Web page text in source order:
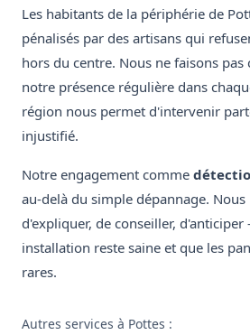
Les habitants de la périphérie de
pénalisés par des artisans qui
hors du centre. Nous ne faisons
notre présence régulière dans
région nous permet d'intervenir
injustifié.
Notre engagement comme
au-delà du simple dépannage.
d'expliquer, de conseiller,
installation reste saine et que les
rares.
Autres services à Pottes :